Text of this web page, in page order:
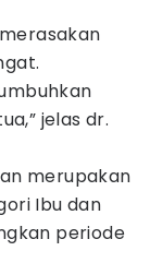
jelas dr.
merupakan
Ibu dan
periode